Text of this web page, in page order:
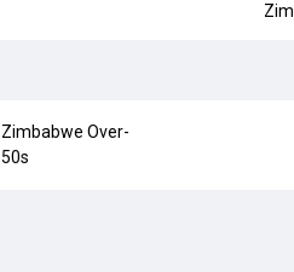
Zimbabwe Over-
50s